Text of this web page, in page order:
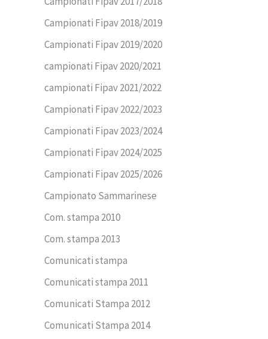
Campionati Fipav 2018/2019
Campionati Fipav 2019/2020
campionati Fipav 2020/2021
campionati Fipav 2021/2022
Campionati Fipav 2022/2023
Campionati Fipav 2023/2024
Campionati Fipav 2024/2025
Campionati Fipav 2025/2026
Campionato Sammarinese
Com. stampa 2010
Com. stampa 2013
Comunicati stampa
Comunicati stampa 2011
Comunicati Stampa 2012
Comunicati Stampa 2014